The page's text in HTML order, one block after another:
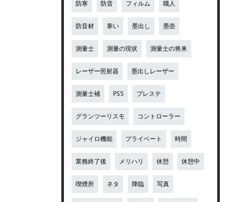
防寒 防音 フィルム 職人
防音材 寒い 墨出し 墨壺
測量士 測量の現状 測量士の将来
レーザー照射器 墨出しレーザー
測量士補 PS5 プレステ
グランツーリスモ コントローラー
ジャイロ機能 プライベート 時間
業務終了後 メリハリ 休憩 休憩中
喫煙所 ネタ 降臨 写真